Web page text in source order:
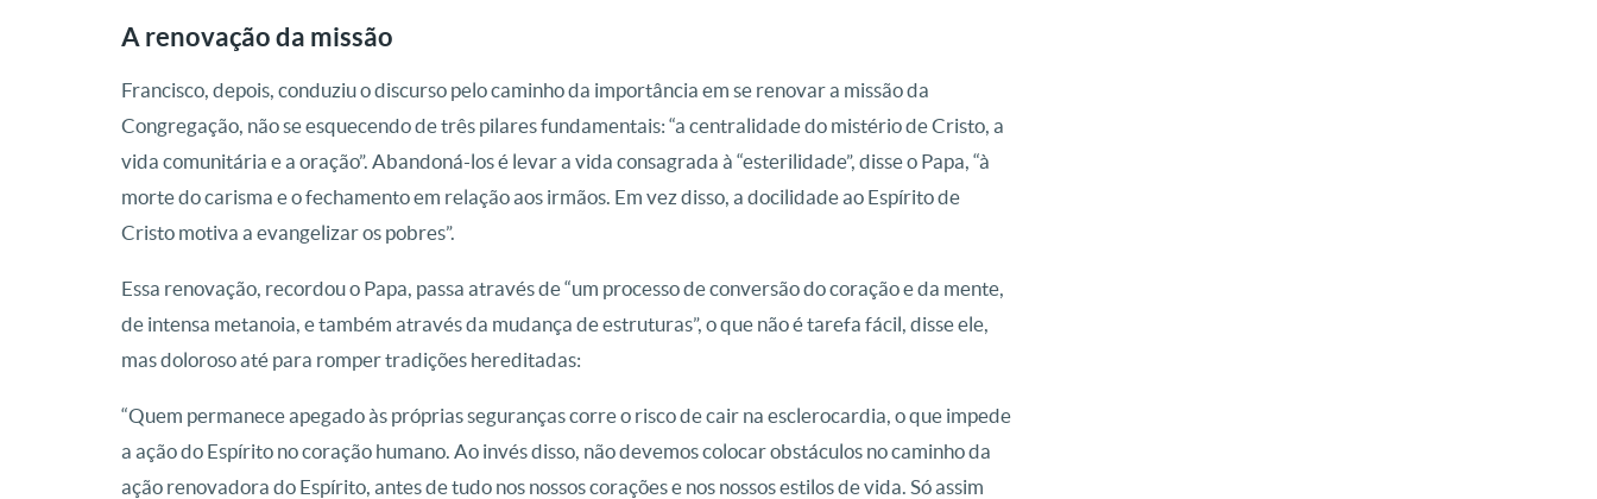
A renovação da missão
Francisco, depois, conduziu o discurso pelo caminho da importância em se renovar a missão da
Congregação, não se esquecendo de três pilares fundamentais: “a centralidade do mistério de Cristo, a
vida comunitária e a oração”. Abandoná-los é levar a vida consagrada à “esterilidade”, disse o Papa, “à
morte do carisma e o fechamento em relação aos irmãos. Em vez disso, a docilidade ao Espírito de
Cristo motiva a evangelizar os pobres”.
Essa renovação, recordou o Papa, passa através de “um processo de conversão do coração e da mente,
de intensa metanoia, e também através da mudança de estruturas”, o que não é tarefa fácil, disse ele,
mas doloroso até para romper tradições hereditadas:
“Quem permanece apegado às próprias seguranças corre o risco de cair na esclerocardia, o que impede
a ação do Espírito no coração humano. Ao invés disso, não devemos colocar obstáculos no caminho da
ação renovadora do Espírito, antes de tudo nos nossos corações e nos nossos estilos de vida. Só assim